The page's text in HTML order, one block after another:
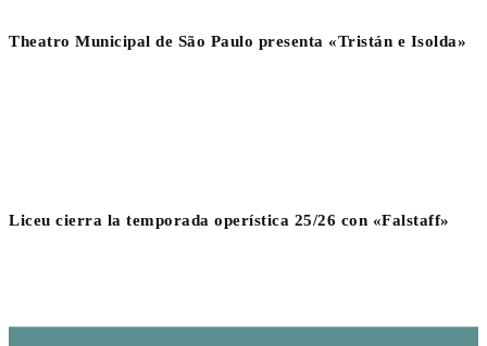
Theatro Municipal de São Paulo presenta «Tristán e Isolda»
Liceu cierra la temporada operística 25/26 con «Falstaff»